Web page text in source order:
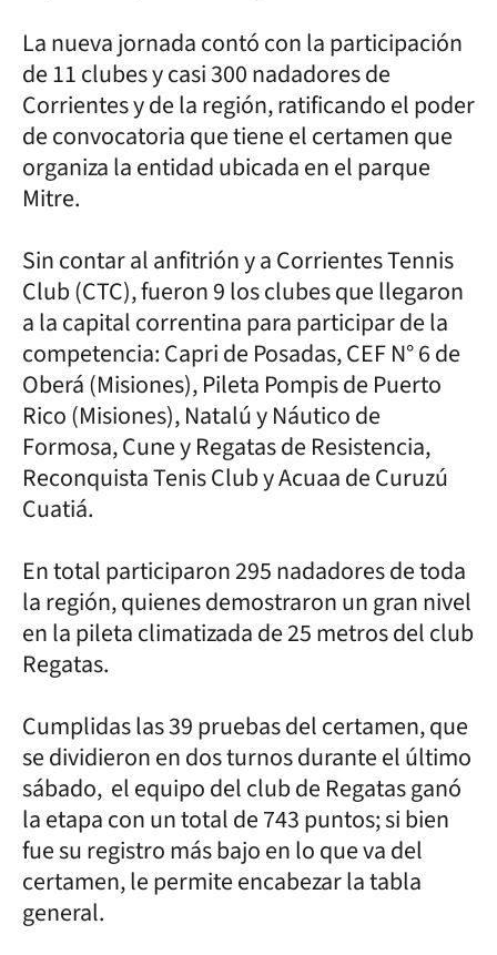
La nueva jornada contó con la participación
de 11 clubes y casi 300 nadadores de
Corrientes y de la región, ratificando el poder
de convocatoria que tiene el certamen que
organiza la entidad ubicada en el parque
Mitre.
Sin contar al anfitrión y a Corrientes Tennis
Club (CTC), fueron 9 los clubes que llegaron
a la capital correntina para participar de la
competencia: Capri de Posadas, CEF N° 6 de
Oberá (Misiones), Pileta Pompis de Puerto
Rico (Misiones), Natalú y Náutico de
Formosa, Cune y Regatas de Resistencia,
Reconquista Tenis Club y Acuaa de Curuzú
Cuatiá.
En total participaron 295 nadadores de toda
la región, quienes demostraron un gran nivel
en la pileta climatizada de 25 metros del club
Regatas.
Cumplidas las 39 pruebas del certamen, que
se dividieron en dos turnos durante el último
sábado, el equipo del club de Regatas ganó
la etapa con un total de 743 puntos; si bien
fue su registro más bajo en lo que va del
certamen, le permite encabezar la tabla
general.